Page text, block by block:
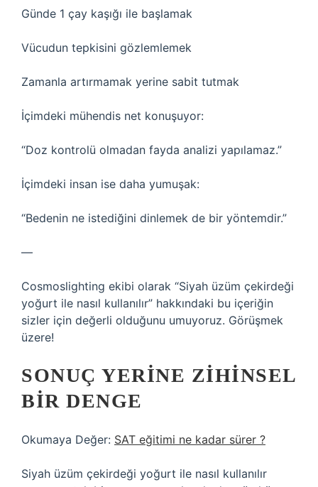
Günde 1 çay kaşığı ile başlamak
Vücudun tepkisini gözlemlemek
Zamanla artırmamak yerine sabit tutmak
İçimdeki mühendis net konuşuyor:
“Doz kontrolü olmadan fayda analizi yapılamaz.”
İçimdeki insan ise daha yumuşak:
“Bedenin ne istediğini dinlemek de bir yöntemdir.”
—
Cosmoslighting ekibi olarak “Siyah üzüm çekirdeği
yoğurt ile nasıl kullanılır” hakkındaki bu içeriğin
sizler için değerli olduğunu umuyoruz. Görüşmek
üzere!
SONUÇ YERINE ZIHINSEL
BIR DENGE
Okumaya Değer: SAT eğitimi ne kadar sürer ?
Siyah üzüm çekirdeği yoğurt ile nasıl kullanılır